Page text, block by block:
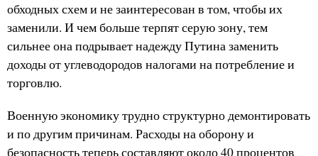
обходных схем и не заинтересован в том, чтобы их
заменили. И чем больше терпят серую зону, тем
сильнее она подрывает надежду Путина заменить
доходы от углеводородов налогами на потребление и
торговлю.
Военную экономику трудно структурно демонтировать
и по другим причинам. Расходы на оборону и
безопасность теперь составляют около 40 процентов